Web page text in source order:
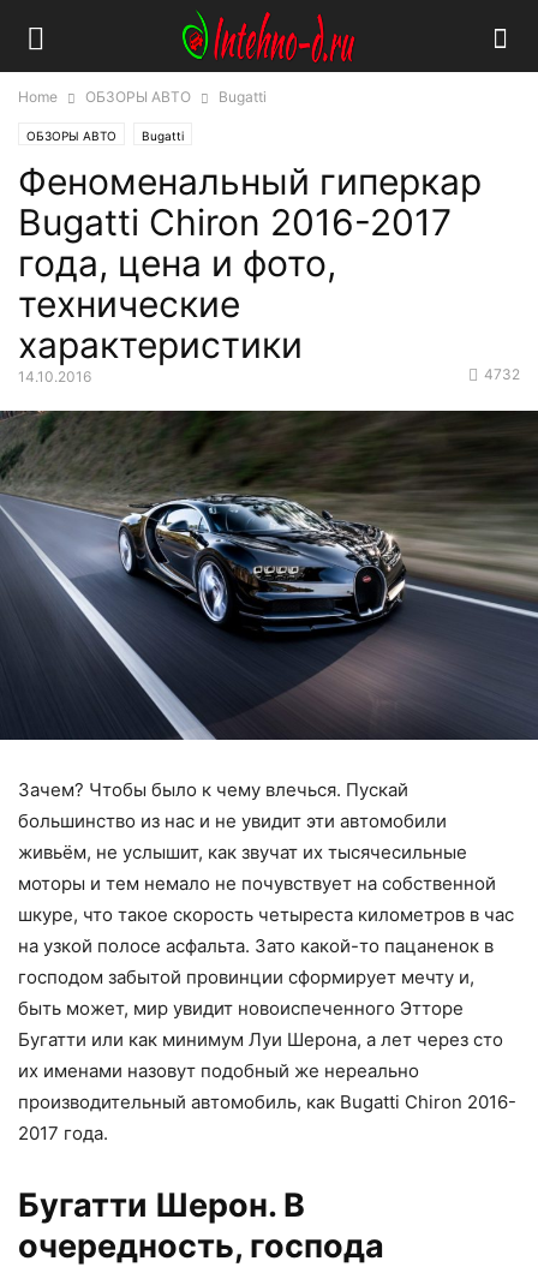
Home ОБЗОРЫ АВТО Bugatti
ОБЗОРЫ АВТО Bugatti
Феноменальный гиперкар
Bugatti Chiron 2016-2017
года, цена и фото,
технические
характеристики
14.10.2016 4732
Зачем? Чтобы было к чему влечься. Пускай
большинство из нас и не увидит эти автомобили
живьём, не услышит, как звучат их тысячесильные
моторы и тем немало не почувствует на собственной
шкуре, что такое скорость четыреста километров в час
на узкой полосе асфальта. Зато какой-то пацаненок в
господом забытой провинции сформирует мечту и,
быть может, мир увидит новоиспеченного Этторе
Бугатти или как минимум Луи Шерона, а лет через сто
их именами назовут подобный же нереально
производительный автомобиль, как Bugatti Chiron 2016-
2017 года.
Бугатти Шерон. В
очередность, господа